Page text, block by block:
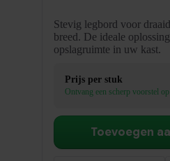
Stevig legbord voor
breed. De ideale
opslagruimte in uw kast.
Prijs per stuk
Ontvang een scherp voorstel
Toevoegen